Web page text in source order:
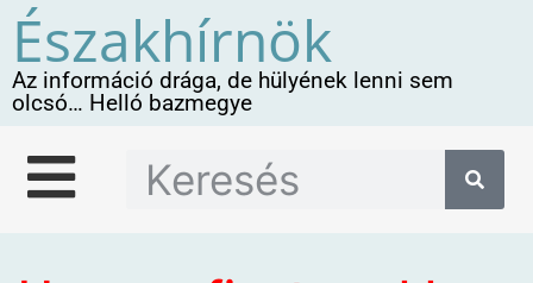
Északhírnök
Az információ drága, de hülyének lenni sem
olcsó… Helló bazmegye